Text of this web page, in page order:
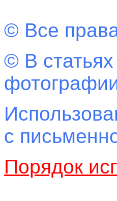
© Все
© В
с
Порядок